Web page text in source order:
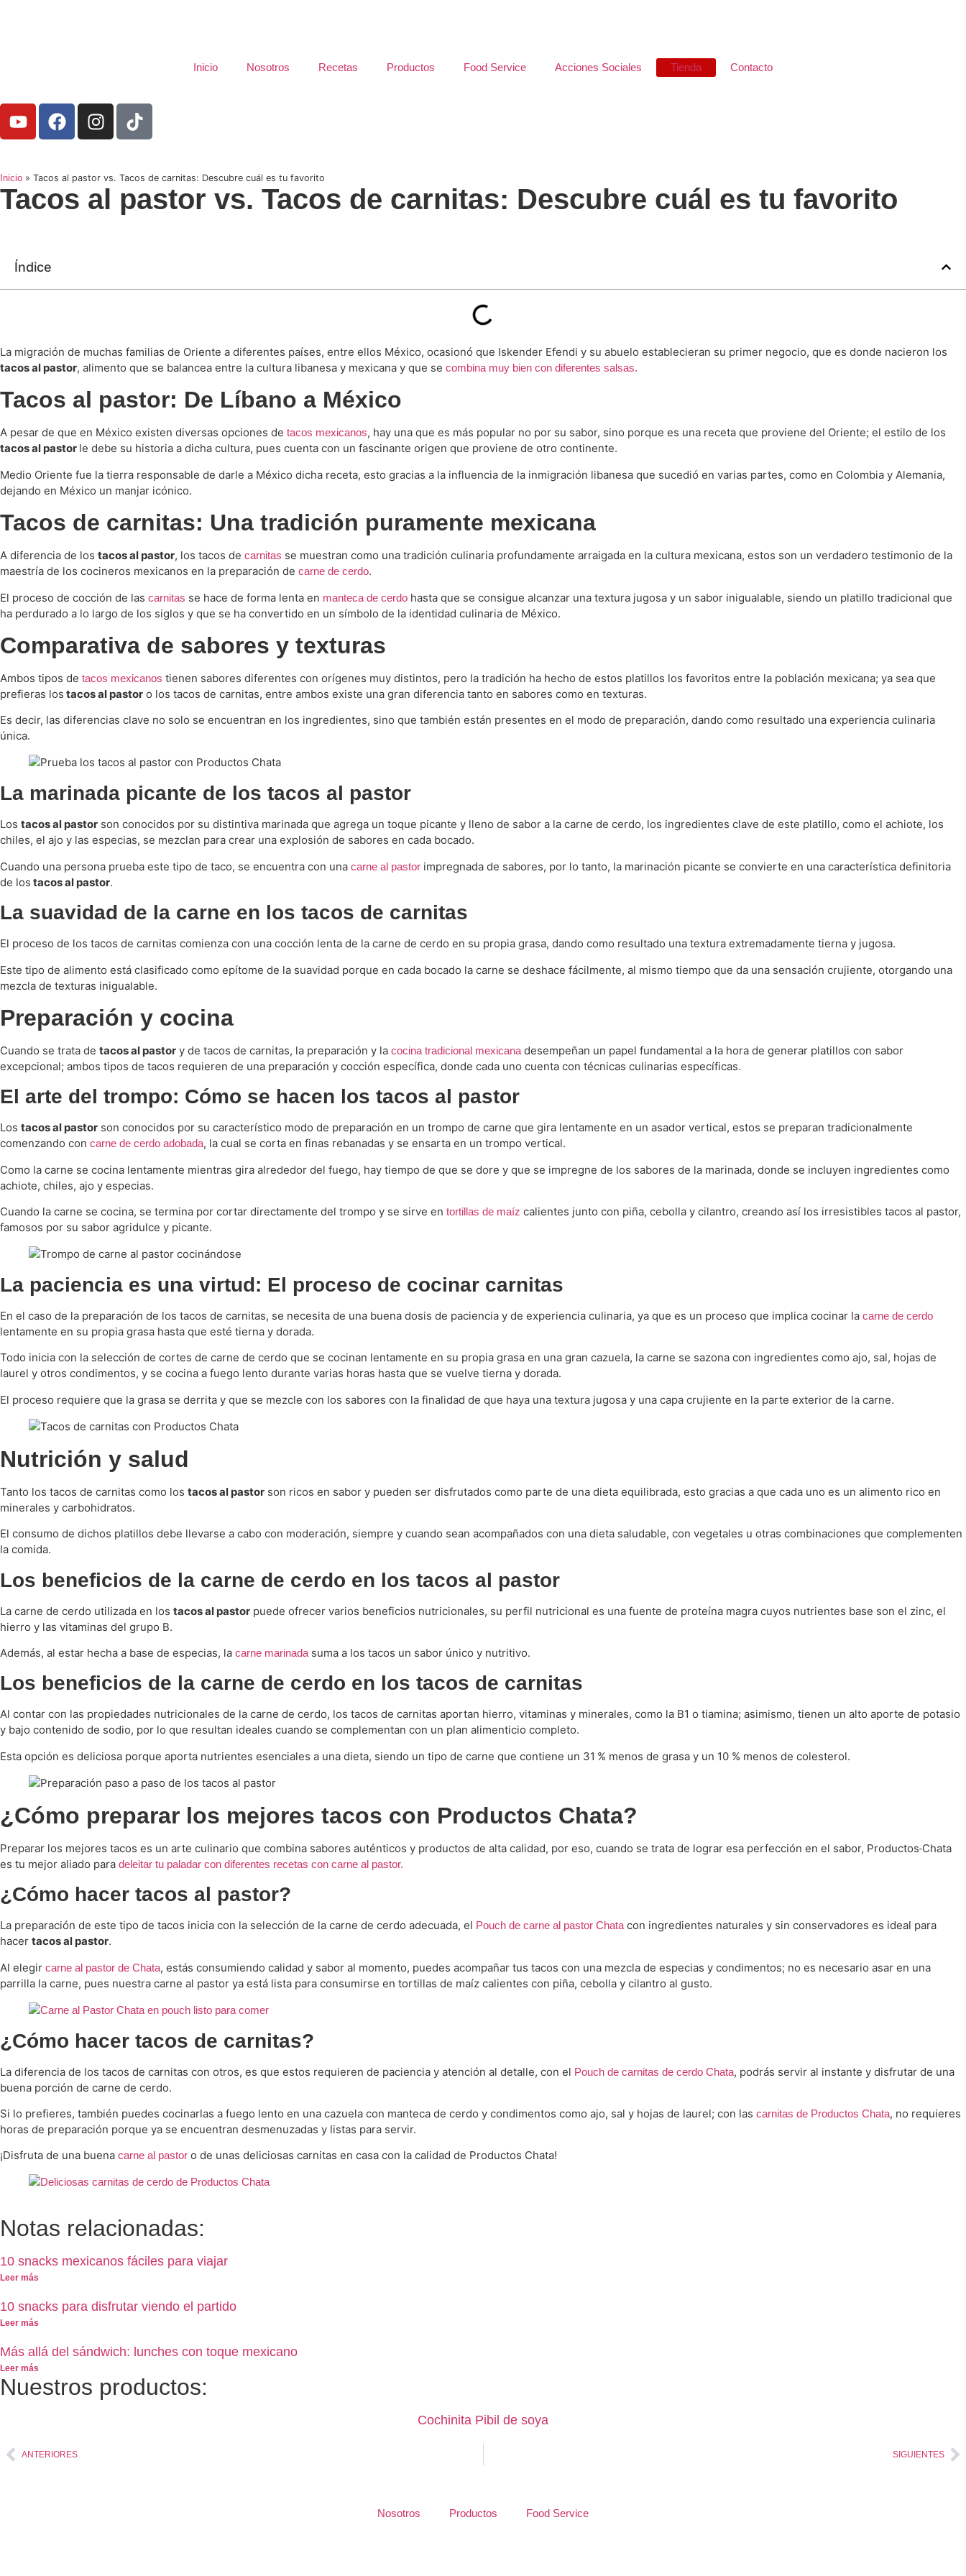
Inicio Nosotros Recetas Productos Food Service Acciones Sociales Tienda Contacto
Inicio » Tacos al pastor vs. Tacos de carnitas: Descubre cuál es tu favorito
Tacos al pastor vs. Tacos de carnitas: Descubre cuál es tu favorito
Índice
La migración de muchas familias de Oriente a diferentes países, entre ellos México, ocasionó que Iskender Efendi y su abuelo establecieran su primer negocio, que es donde nacieron los
tacos al pastor, alimento que se balancea entre la cultura libanesa y mexicana y que se combina muy bien con diferentes salsas.
Tacos al pastor: De Líbano a México
A pesar de que en México existen diversas opciones de tacos mexicanos, hay una que es más popular no por su sabor, sino porque es una receta que proviene del Oriente; el estilo de los
tacos al pastor le debe su historia a dicha cultura, pues cuenta con un fascinante origen que proviene de otro continente.
Medio Oriente fue la tierra responsable de darle a México dicha receta, esto gracias a la influencia de la inmigración libanesa que sucedió en varias partes, como en Colombia y Alemania,
dejando en México un manjar icónico.
Tacos de carnitas: Una tradición puramente mexicana
A diferencia de los tacos al pastor, los tacos de carnitas se muestran como una tradición culinaria profundamente arraigada en la cultura mexicana, estos son un verdadero testimonio de la
maestría de los cocineros mexicanos en la preparación de carne de cerdo.
El proceso de cocción de las carnitas se hace de forma lenta en manteca de cerdo hasta que se consigue alcanzar una textura jugosa y un sabor inigualable, siendo un platillo tradicional que
ha perdurado a lo largo de los siglos y que se ha convertido en un símbolo de la identidad culinaria de México.
Comparativa de sabores y texturas
Ambos tipos de tacos mexicanos tienen sabores diferentes con orígenes muy distintos, pero la tradición ha hecho de estos platillos los favoritos entre la población mexicana; ya sea que
prefieras los tacos al pastor o los tacos de carnitas, entre ambos existe una gran diferencia tanto en sabores como en texturas.
Es decir, las diferencias clave no solo se encuentran en los ingredientes, sino que también están presentes en el modo de preparación, dando como resultado una experiencia culinaria
única.
La marinada picante de los tacos al pastor
​Los tacos al pastor son conocidos por su distintiva marinada que agrega un toque picante y lleno de sabor a la carne de cerdo, los ingredientes clave de este platillo, como el achiote, los
chiles, el ajo y las especias, se mezclan para crear una explosión de sabores en cada bocado.
Cuando una persona prueba este tipo de taco, se encuentra con una carne al pastor impregnada de sabores, por lo tanto, la marinación picante se convierte en una característica definitoria
de los tacos al pastor.
La suavidad de la carne en los tacos de carnitas
El proceso de los tacos de carnitas comienza con una cocción lenta de la carne de cerdo en su propia grasa, dando como resultado una textura extremadamente tierna y jugosa.
Este tipo de alimento está clasificado como epítome de la suavidad porque en cada bocado la carne se deshace fácilmente, al mismo tiempo que da una sensación crujiente, otorgando una
mezcla de texturas inigualable.
Preparación y cocina
Cuando se trata de tacos al pastor y de tacos de carnitas, la preparación y la cocina tradicional mexicanadesempeñan un papel fundamental a la hora de generar platillos con sabor
excepcional; ambos tipos de tacos requieren de una preparación y cocción específica, donde cada uno cuenta con técnicas culinarias específicas.
El arte del trompo: Cómo se hacen los tacos al pastor
Los tacos al pastor son conocidos por su característico modo de preparación en un trompo de carne que gira lentamente en un asador vertical, estos se preparan tradicionalmente
comenzando con carne de cerdo adobada, la cual se corta en finas rebanadas y se ensarta en un trompo vertical.
Como la carne se cocina lentamente mientras gira alrededor del fuego, hay tiempo de que se dore y que se impregne de los sabores de la marinada, donde se incluyen ingredientes como
achiote, chiles, ajo y especias.
Cuando la carne se cocina, se termina por cortar directamente del trompo y se sirve en tortillas de maíz calientes junto con piña, cebolla y cilantro, creando así los irresistibles tacos al pastor,
famosos por su sabor agridulce y picante.
La paciencia es una virtud: El proceso de cocinar carnitas
En el caso de la preparación de los tacos de carnitas, se necesita de una buena dosis de paciencia y de experiencia culinaria, ya que es un proceso que implica cocinar la carne de cerdo
lentamente en su propia grasa hasta que esté tierna y dorada.
Todo inicia con la selección de cortes de carne de cerdo que se cocinan lentamente en su propia grasa en una gran cazuela, la carne se sazona con ingredientes como ajo, sal, hojas de
laurel y otros condimentos, y se cocina a fuego lento durante varias horas hasta que se vuelve tierna y dorada.
El proceso requiere que la grasa se derrita y que se mezcle con los sabores con la finalidad de que haya una textura jugosa y una capa crujiente en la parte exterior de la carne.
Nutrición y salud
Tanto los tacos de carnitas como los tacos al pastor son ricos en sabor y pueden ser disfrutados como parte de una dieta equilibrada, esto gracias a que cada uno es un alimento rico en
minerales y carbohidratos.
El consumo de dichos platillos debe llevarse a cabo con moderación, siempre y cuando sean acompañados con una dieta saludable, con vegetales u otras combinaciones que complementen
la comida.
Los beneficios de la carne de cerdo en los tacos al pastor
La carne de cerdo utilizada en los tacos al pastor puede ofrecer varios beneficios nutricionales, su perfil nutricional es una fuente de proteína magra cuyos nutrientes base son el zinc, el
hierro y las vitaminas del grupo B.
Además, al estar hecha a base de especias, la carne marinadasuma a los tacos un sabor único y nutritivo.
Los beneficios de la carne de cerdo en los tacos de carnitas
Al contar con las propiedades nutricionales de la carne de cerdo, los tacos de carnitas aportan hierro, vitaminas y minerales, como la B1 o tiamina; asimismo, tienen un alto aporte de potasio
y bajo contenido de sodio, por lo que resultan ideales cuando se complementan con un plan alimenticio completo.
Esta opción es deliciosa porque aporta nutrientes esenciales a una dieta, siendo un tipo de carne que contiene un 31 % menos de grasa y un 10 % menos de colesterol.
¿Cómo preparar los mejores tacos con Productos Chata?
Preparar los mejores tacos es un arte culinario que combina sabores auténticos y productos de alta calidad, por eso, cuando se trata de lograr esa perfección en el sabor, Productos Chata
es tu mejor aliado para deleitar tu paladar con diferentes recetas con carne al pastor.
¿Cómo hacer tacos al pastor?
La preparación de este tipo de tacos inicia con la selección de la carne de cerdo adecuada, el Pouch de carne al pastor Chatacon ingredientes naturales y sin conservadores es ideal para
hacer tacos al pastor.
Al elegir carne al pastor de Chata, estás consumiendo calidad y sabor al momento, puedes acompañar tus tacos con una mezcla de especias y condimentos; no es necesario asar en una
parrilla la carne, pues nuestra carne al pastor ya está lista para consumirse en tortillas de maíz calientes con piña, cebolla y cilantro al gusto.
¿Cómo hacer tacos de carnitas?
La diferencia de los tacos de carnitas con otros, es que estos requieren de paciencia y atención al detalle, con el Pouch de carnitas de cerdo Chata, podrás servir al instante y disfrutar de una
buena porción de carne de cerdo.
Si lo prefieres, también puedes cocinarlas a fuego lento en una cazuela con manteca de cerdo y condimentos como ajo, sal y hojas de laurel; con las carnitas de Productos Chata, no requieres
horas de preparación porque ya se encuentran desmenuzadas y listas para servir.
¡Disfruta de una buena carne al pastor o de unas deliciosas carnitas en casa con la calidad de Productos Chata!
Notas relacionadas:
10 snacks mexicanos fáciles para viajar
Leer más
10 snacks para disfrutar viendo el partido
Leer más
Más allá del sándwich: lunches con toque mexicano
Leer más
Nuestros productos:
Cochinita Pibil de soya
ANTERIORES SIGUIENTES
Nosotros Productos Food Service